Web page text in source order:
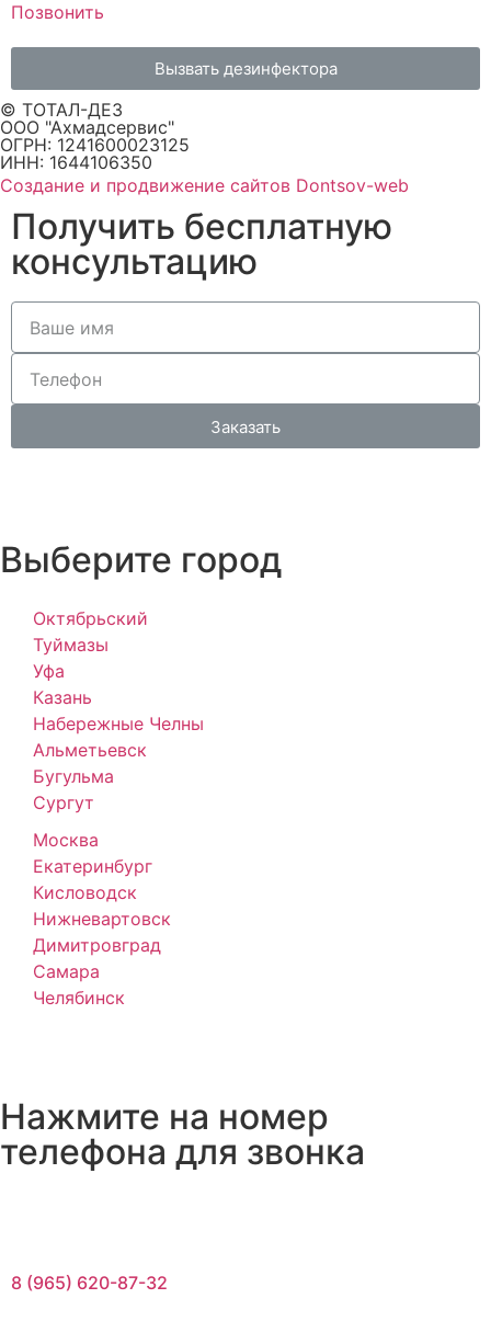
Позвонить
Вызвать дезинфектора
© ТОТАЛ-ДЕЗ
ООО "Ахмадсервис"
ОГРН: 1241600023125
ИНН: 1644106350
Создание и продвижение сайтов Dontsov-web
Получить бесплатную
консультацию
Заказать
Выберите город
Октябрьский
Туймазы
Уфа
Казань
Набережные Челны
Альметьевск
Бугульма
Сургут
Москва
Екатеринбург
Кисловодск
Нижневартовск
Димитровград
Самара
Челябинск
Нажмите на номер
телефона для звонка
8 (965) 620-87-32